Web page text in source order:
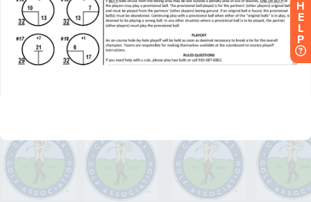
H
E
L
P